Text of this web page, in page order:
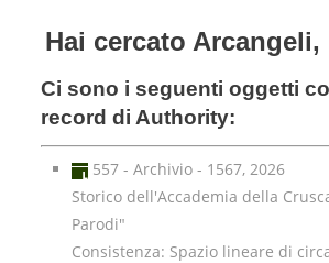
Hai cercato Arcangeli,
Ci sono i seguenti oggetti
record di Authority:
557 - Archivio - 1567, 2026
Storico dell'Accademia della
Parodi"
Consistenza: Spazio lineare di